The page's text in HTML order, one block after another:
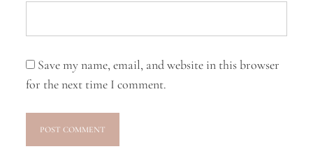
Save my name, email, and website in this browser
for the next time I comment.